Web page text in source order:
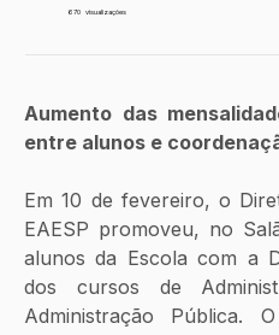
670 visualizações
Aumento das
entre alunos e
Em 10 de fevereiro, o
EAESP promoveu, no
alunos da Escola com a
dos cursos de
Administração Pública.